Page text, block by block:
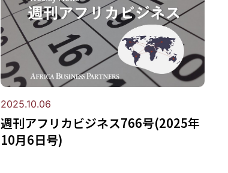
2025.10.06
週刊アフリカビジネス766号(2025年
10月6日号)